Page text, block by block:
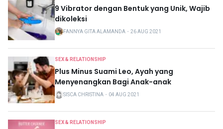
9 Vibrator dengan Bentuk yang Unik, Wajib
dikoleksi
FANNYA GITA ALAMANDA ・ 26 AUG 2021
SEX & RELATIONSHIP
Plus Minus Suami Leo, Ayah yang
Menyenangkan Bagi Anak-anak
SISCA CHRISTINA ・ 04 AUG 2021
SEX & RELATIONSHIP